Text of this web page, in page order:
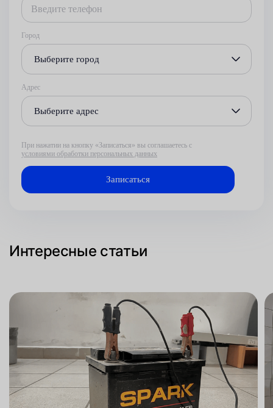
Город
Выберите город
Адрес
Выберите адрес
При нажатии на кнопку «Записаться» вы соглашаетесь с
условиями обработки персональных данных
Интересные статьи